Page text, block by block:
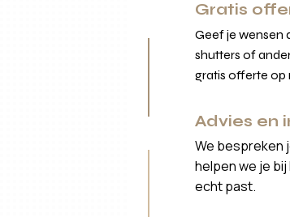
Gratis
Geef je wensen
shutters of
gratis offerte op
Advies en
We bespreken
helpen we je
echt past.